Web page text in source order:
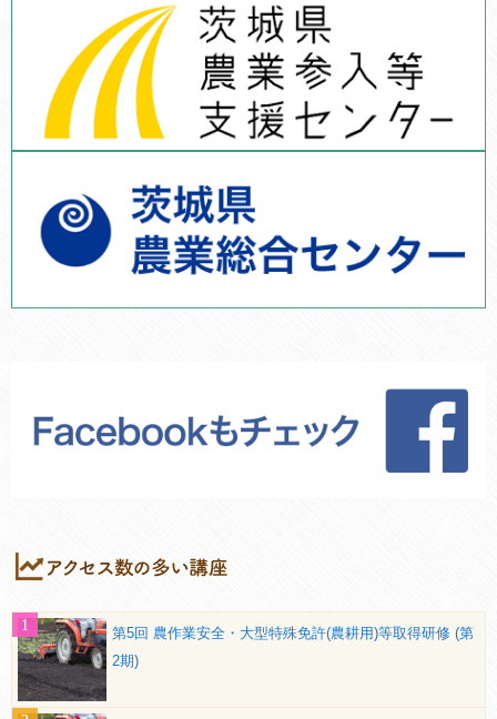
第5回 農作業安全・大型特殊免許(農耕用)等取得研修 (第
2期)